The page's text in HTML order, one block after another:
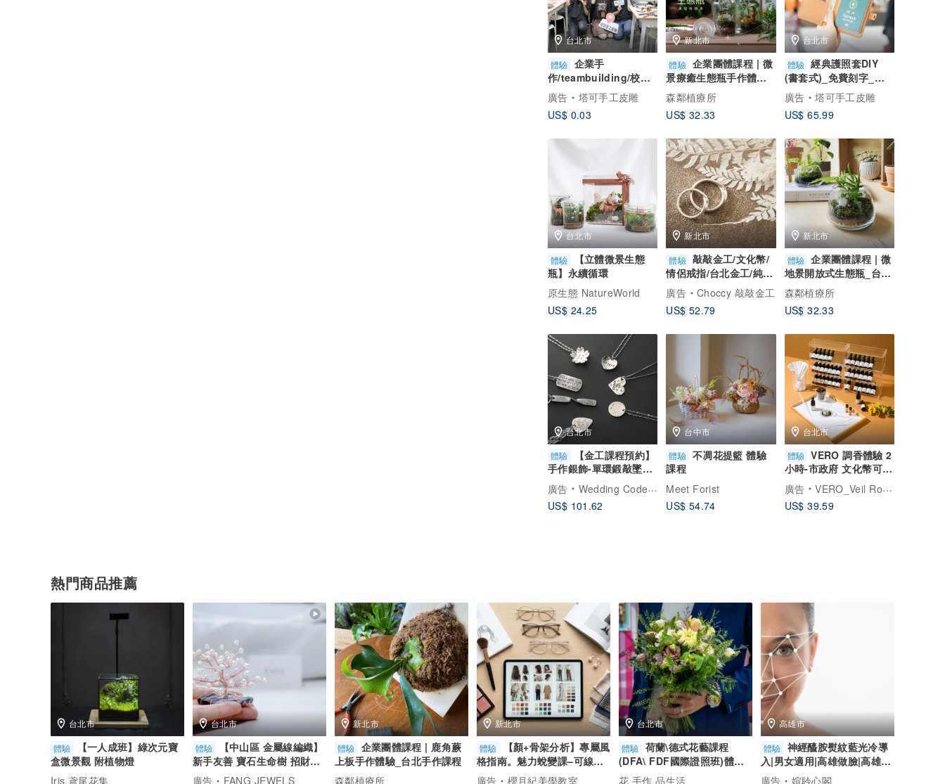
台北市
體驗 企業手
作/teambuilding/校園
手作/團體包班/到府教
學/福委活動
廣告
塔可手工皮雕
US$ 0.03
新北市
體驗 企業團體課程 | 微
景療癒生態瓶手作體驗_
台北手作課程
森鄰植療所
US$ 32.33
台北市
體驗 經典護照套DIY
(書套式)_免費刻字_歡
迎團體包場
廣告
塔可手工皮雕
US$ 65.99
台北市
體驗
【立體微景生態
瓶】永續循環
原生態 NatureWorld
US$ 24.25
新北市
體驗 敲敲金工/文化幣/
情侶戒指/台北金工/純銀
手作戒指
廣告
Choccy 敲敲金工
US$ 52.79
新北市
體驗 企業團體課程 | 微
地景開放式生態瓶_台北
手作課程
森鄰植療所
US$ 32.33
台北市
體驗
【金工課程預約】
手作銀飾-單環鍛敲墜飾
(多款可選/含鍊)-文化
廣告
Wedding Code金工手作坊
US$ 101.62
台中市
體驗 不凋花提籃 體驗
課程
Meet Forist
US$ 54.74
台北市
體驗 VERO 調香體驗 2
小時-市政府 文化幣可
手作推薦
廣告
VERO_Veil Romance 奇幻之旅
US$ 39.59
熱門商品推薦
台北市
體驗
【一人成班】綠次元寶
盒微景觀 附植物燈
Iris 鳶尾花集
台北市
體驗
【中山區 金屬線編織】
新手友善 寶石生命樹 招財樹
/ 寶石自選
廣告 FANG JEWELS
新北市
體驗 企業團體課程 | 鹿角蕨
上板手作體驗_台北手作課程
森鄰植療所
新北市
體驗
【顏+骨架分析】專屬風
格指南。魅力蛻變課–可線
上。私訊詢問
廣告 櫻月紀美學教室
台北市
體驗 荷蘭\德式花藝課程
(DFA\ FDF國際證照班)體驗
課(假日班)
花 手作 品生活
高雄市
體驗 神經醯胺熨紋藍光冷導
入|男女適用|高雄做臉|高雄美
容
廣告 媗聆心閣